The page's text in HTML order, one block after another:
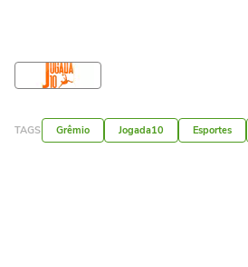
TAGS Grêmio Jogada10 Esportes